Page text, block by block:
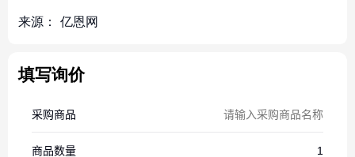
来源： 亿恩网
填写询价